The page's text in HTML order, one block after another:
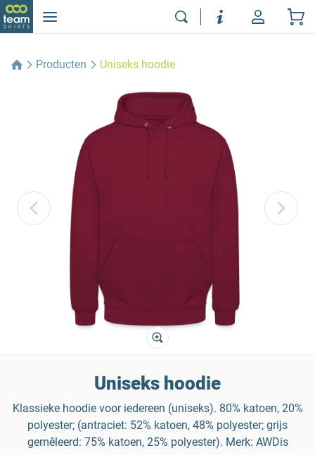
Producten Uniseks hoodie
Uniseks hoodie
Klassieke hoodie voor iedereen (uniseks). 80% katoen, 20%
polyester; (antraciet: 52% katoen, 48% polyester; grijs
gemêleerd: 75% katoen, 25% polyester). Merk: AWDis